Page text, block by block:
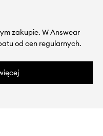
zakupie. W Answear
od cen regularnych.